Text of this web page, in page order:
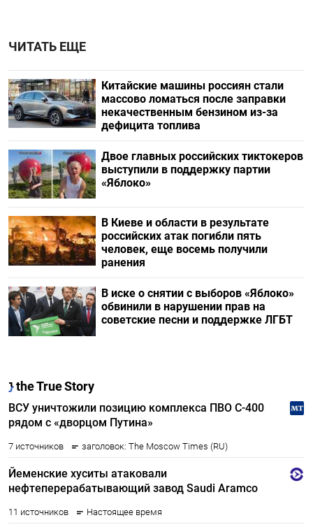
ЧИТАТЬ ЕЩЕ
Китайские машины россиян стали
массово ломаться после заправки
некачественным бензином из-за
дефицита топлива
Двое главных российских тиктокеров
выступили в поддержку партии
«Яблоко»
В Киеве и области в результате
российских атак погибли пять
человек, еще восемь получили
ранения
В иске о снятии с выборов «Яблоко»
обвинили в нарушении прав на
советские песни и поддержке ЛГБТ